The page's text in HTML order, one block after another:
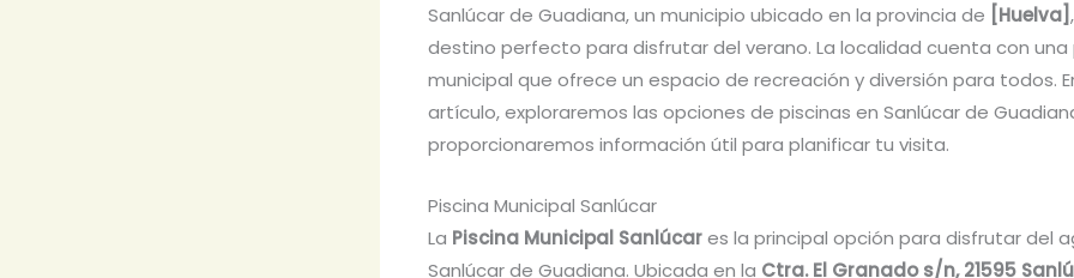
Sanlúcar de Guadiana, un municipio ubicado en la provincia de
[Huelva]
destino perfecto para disfrutar del verano. La localidad cuenta con una
municipal que ofrece un espacio de recreación y diversión para todos.
artículo, exploraremos las opciones de piscinas en Sanlúcar de
proporcionaremos información útil para planificar tu visita.
Piscina Municipal Sanlúcar
La Piscina Municipal Sanlúcares la principal opción para disfrutar del
Sanlúcar de Guadiana. Ubicada en la Ctra. El Granado s/n, 21595